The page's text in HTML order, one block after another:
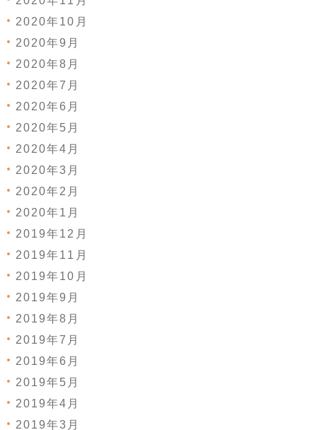
2020年10月
2020年9月
2020年8月
2020年7月
2020年6月
2020年5月
2020年4月
2020年3月
2020年2月
2020年1月
2019年12月
2019年11月
2019年10月
2019年9月
2019年8月
2019年7月
2019年6月
2019年5月
2019年4月
2019年3月